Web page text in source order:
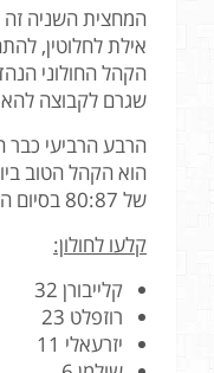
המחצית השניה זה
אילת לחלוטין,
הקהל החולוני
שגרם לקבוצה להאיץ בקצב
הרבע הרביעי כבר
הוא הקהל הטוב
של 80:87 בסיום המשחק, ורושמת ניצחון חוץ ראשון העונה.
קלעו לחולון:
קלייבורן 32
רוזפלט 23
יזרעאלי 11